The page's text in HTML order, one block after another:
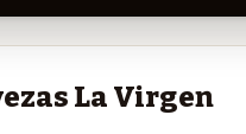
La Virgen